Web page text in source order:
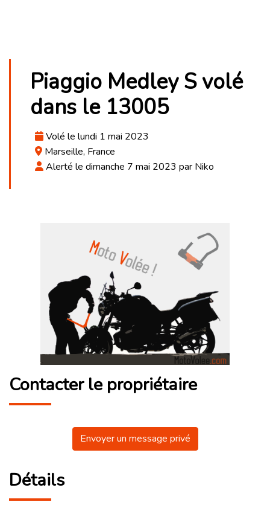
Piaggio Medley S volé
dans le 13005
Volé le lundi 1 mai 2023
Marseille, France
Alerté le dimanche 7 mai 2023 par Niko
Contacter le propriétaire
Envoyer un message privé
Détails